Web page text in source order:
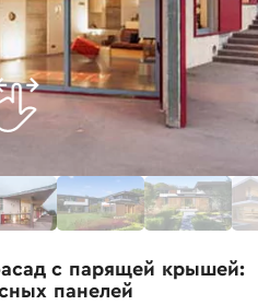
с парящей крышей:
панелей